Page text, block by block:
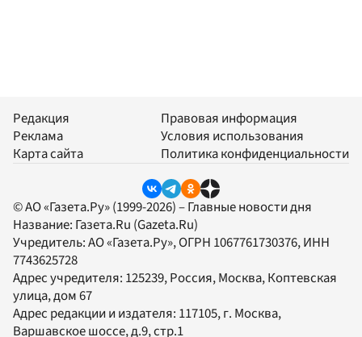
Редакция
Реклама
Карта сайта
Правовая информация
Условия использования
Политика конфиденциальности
© АО «Газета.Ру» (1999-2026) – Главные новости дня
Название: Газета.Ru (Gazeta.Ru)
Учредитель:АО «Газета.Ру», ОГРН 1067761730376, ИНН
7743625728
Адрес учредителя: 125239, Россия, Москва, Коптевская
улица, дом 67
Адрес редакции и издателя: 117105, г. Москва,
Варшавское шоссе, д.9, стр.1